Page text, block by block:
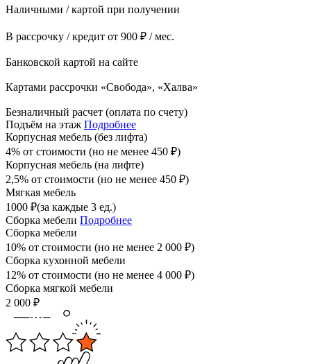
Наличными / картой при получении
В рассрочку / кредит от 900 ₽ / мес.
Банковской картой на сайте
Картами рассрочки «Свобода», «Халва»
Безналичный расчет (оплата по счету)
Подъём на этаж Подробнее
Корпусная мебель (без лифта)
4% от стоимости (но не менее 450 ₽)
Корпусная мебель (на лифте)
2,5% от стоимости (но не менее 450 ₽)
Мягкая мебель
1000 ₽(за каждые 3 ед.)
Сборка мебели Подробнее
Сборка мебели
10% от стоимости (но не менее 2 000 ₽)
Сборка кухонной мебели
12% от стоимости (но не менее 4 000 ₽)
Сборка мягкой мебели
2 000 ₽